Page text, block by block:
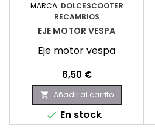
MARCA: DOLCESCOOTER
RECAMBIOS
EJE MOTOR VESPA
Eje motor vespa
Precio
6,50 €
 Añadir al carrito
 En stock